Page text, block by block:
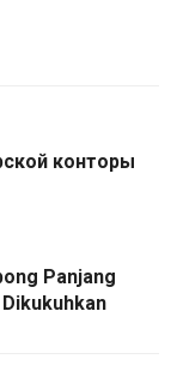
конторы
Panjang